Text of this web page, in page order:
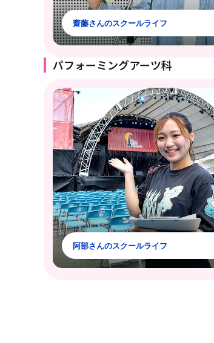
齋藤さんのスクールライフ
パフォーミングアーツ科
阿部さんのスクールライフ